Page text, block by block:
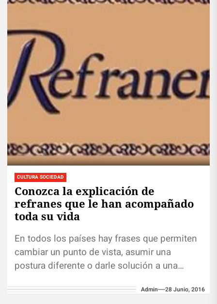
CULTURA SOCIEDAD
Conozca la explicación de
refranes que le han acompañado
toda su vida
En todos los países hay frases que permiten
cambiar un punto de vista, asumir una
postura diferente o darle solución a una
Admin 28 Junio, 2016